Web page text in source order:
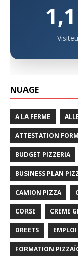
NUAGE
A LA FERME
ATTESTATION
BUDGET PIZZERIA
BUSINESS PLAN
CAMION PIZZA
CORSE CREME
DREETS EMPLOI
FORMATION